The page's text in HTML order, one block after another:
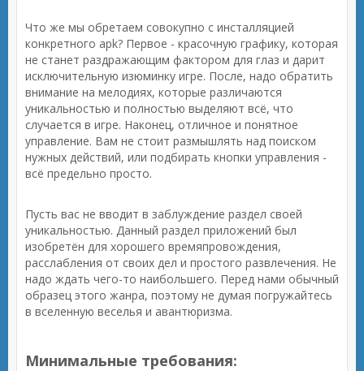
Что же мы обретаем совокупно с инсталляцией
конкретного apk? Первое - красочную графику, которая
не станет раздражающим фактором для глаз и дарит
исключительную изюминку игре. После, надо обратить
внимание на мелодиях, которые различаются
уникальностью и полностью выделяют всё, что
случается в игре. Наконец, отличное и понятное
управление. Вам не стоит размышлять над поиском
нужных действий, или подбирать кнопки управления -
всё предельно просто.
Пусть вас не вводит в заблуждение раздел своей
уникальностью. Данный раздел приложений был
изобретён для хорошего времяпровождения,
расслабления от своих дел и простого развлечения. Не
надо ждать чего-то наибольшего. Перед нами обычный
образец этого жанра, поэтому не думая погружайтесь
в вселенную веселья и авантюризма.
Минимальные требования: